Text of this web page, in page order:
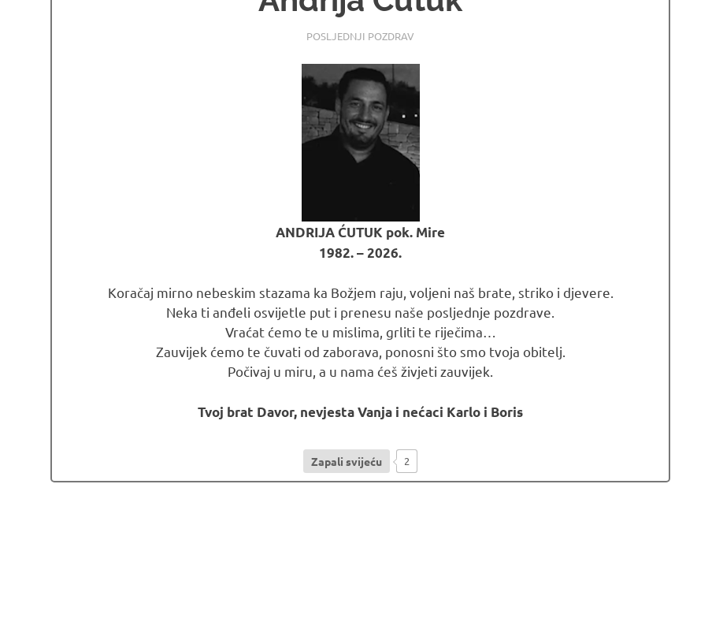
24.06.2026
OSMRTNICE LJUBUSKI
POSLJEDNJI POZDRAV
ANDRIJA ĆUTUK pok. Mire
1982. – 2026.
Koračaj mirno nebeskim stazama ka Božjem raju, voljeni naš brate, striko i djevere.
Neka ti anđeli osvijetle put i prenesu naše posljednje pozdrave.
Vraćat ćemo te u mislima, grliti te riječima…
Zauvijek ćemo te čuvati od zaborava, ponosni što smo tvoja obitelj.
Počivaj u miru, a u nama ćeš živjeti zauvijek.
Tvoj brat Davor, nevjesta Vanja i nećaci Karlo i Boris
Zapali svijeću 2